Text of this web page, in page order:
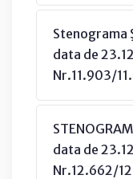
Stenograma
data de
Nr.11.903/
data de
Nr.12.662/